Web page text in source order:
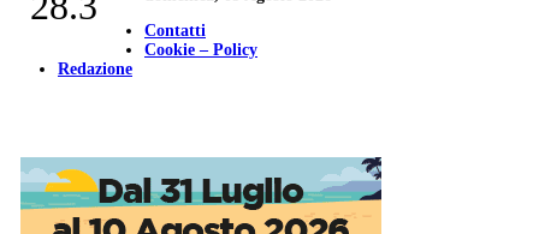
Contatti
Cookie – Policy
Redazione